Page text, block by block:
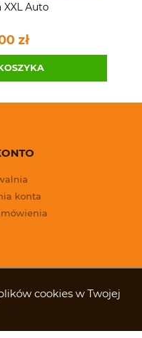
cookies w Twojej
XXL Auto
zł
konta